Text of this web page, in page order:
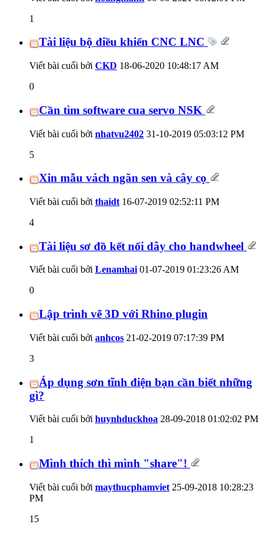
1
Tài liệu bộ điều khiển CNC LNC
Viết bài cuối bởi CKD 18-06-2020 10:48:17 AM
0
Cần tìm software cua servo NSK
Viết bài cuối bởi nhatvu2402 31-10-2019 05:03:12 PM
5
Xin mẫu vách ngăn sen và cây cọ
Viết bài cuối bởi thaidt 16-07-2019 02:52:11 PM
4
Tài liệu sơ đồ kết nối dây cho handwheel
Viết bài cuối bởi Lenamhai01-07-2019 01:23:26 AM
0
Lập trình vẽ 3D với Rhino plugin
Viết bài cuối bởi anhcos 21-02-2019 07:17:39 PM
3
Áp dụng sơn tĩnh điện bạn cần biết những
gì?
Viết bài cuối bởi huynhduckhoa 28-09-2018 01:02:02 PM
1
Mình thích thì mình "share"!
Viết bài cuối bởi maythucphamviet 25-09-2018 10:28:23
PM
15